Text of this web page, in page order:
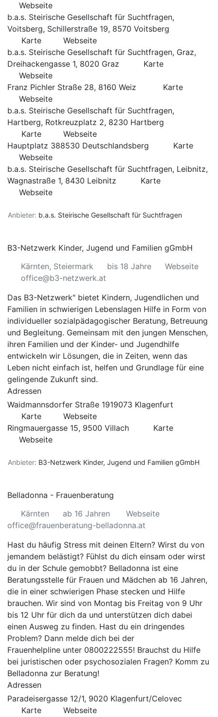
Webseite
b.a.s. Steirische Gesellschaft für Suchtfragen,
Voitsberg, Schillerstraße 19, 8570 Voitsberg
Karte
Webseite
b.a.s. Steirische Gesellschaft für Suchtfragen, Graz,
Dreihackengasse 1, 8020 Graz
Karte
Webseite
Franz Pichler Straße 28, 8160 Weiz
Karte
Webseite
b.a.s. Steirische Gesellschaft für Suchtfragen,
Hartberg, Rotkreuzplatz 2, 8230 Hartberg
Karte
Webseite
Hauptplatz 388530 Deutschlandsberg
Karte
Webseite
b.a.s. Steirische Gesellschaft für Suchtfragen, Leibnitz,
Wagnastraße 1, 8430 Leibnitz
Karte
Webseite
Anbieter: b.a.s. Steirische Gesellschaft für Suchtfragen
B3-Netzwerk Kinder, Jugend und Familien gGmbH
Kärnten, Steiermark
bis 18 Jahre
Webseite
office@b3-netzwerk.at
Das B3-Netzwerk" bietet Kindern, Jugendlichen und
Familien in schwierigen Lebenslagen Hilfe in Form von
individueller sozialpädagogischer Beratung, Betreuung
und Begleitung. Gemeinsam mit den jungen Menschen,
ihren Familien und der Kinder- und Jugendhilfe
entwickeln wir Lösungen, die in Zeiten, wenn das
Leben nicht einfach ist, helfen und Grundlage für eine
gelingende Zukunft sind.
Adressen
Waidmannsdorfer Straße 1919073 Klagenfurt
Karte
Webseite
Ringmauergasse 15, 9500 Villach
Karte
Webseite
Anbieter: B3-Netzwerk Kinder, Jugend und Familien gGmbH
Belladonna - Frauenberatung
Kärnten
ab 16 Jahren
Webseite
office@frauenberatung-belladonna.at
Hast du häufig Stress mit deinen Eltern? Wirst du von
jemandem belästigt? Fühlst du dich einsam oder wirst
du in der Schule gemobbt? Belladonna ist eine
Beratungsstelle für Frauen und Mädchen ab 16 Jahren,
die in einer schwierigen Phase stecken und Hilfe
brauchen. Wir sind von Montag bis Freitag von 9 Uhr
bis 12 Uhr für dich da und unterstützen dich dabei
einen Ausweg zu finden. Hast du ein dringendes
Problem? Dann melde dich bei der
Frauenhelpline unter 0800222555! Brauchst du Hilfe
bei juristischen oder psychosozialen Fragen? Komm zu
Belladonna zur Beratung!
Adressen
Paradeisergasse 12/1, 9020 Klagenfurt/Celovec
Karte
Webseite